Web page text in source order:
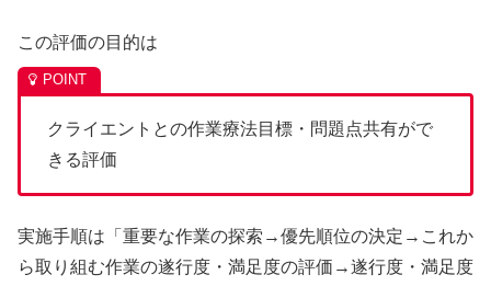
この評価の目的は
クライエントとの作業療法目標・問題点共有がで
きる評価
実施手順は「重要な作業の探索→優先順位の決定→これか
ら取り組む作業の遂行度・満足度の評価→遂行度・満足度